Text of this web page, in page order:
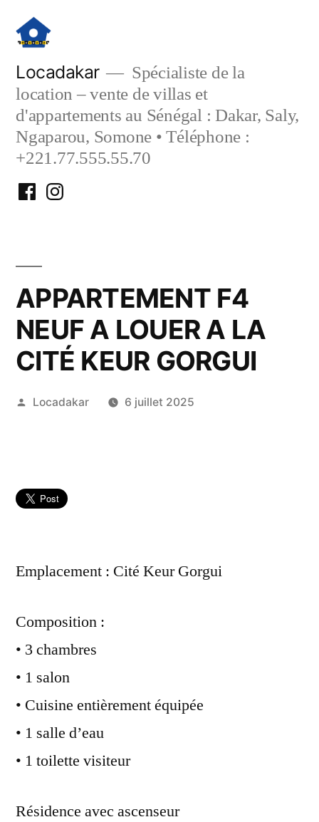
contenu
Locadakar
Spécialiste de la
location – vente de villas et
d'appartements au Sénégal : Dakar, Saly,
Ngaparou, Somone • Téléphone :
+221.77.555.55.70
FacebookInstagram
APPARTEMENT F4
NEUF A LOUER A LA
CITÉ KEUR GORGUI
Publié
Locadakar 6 juillet 2025
Emplacement : Cité Keur Gorgui
Composition :
• 3 chambres
• 1 salon
• Cuisine entièrement équipée
• 1 salle d’eau
• 1 toilette visiteur
Résidence avec ascenseur